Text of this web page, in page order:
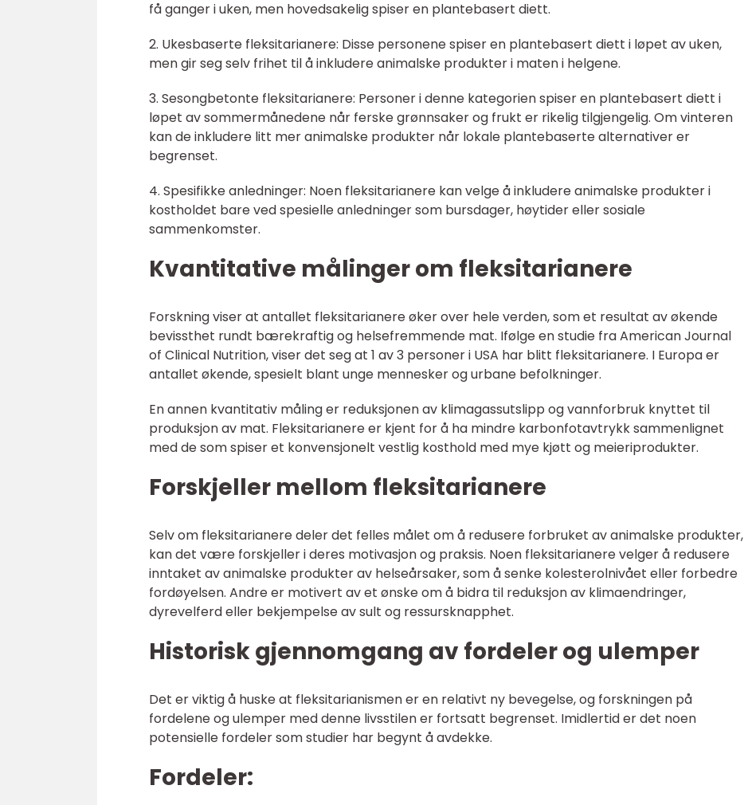
få ganger i uken, men hovedsakelig spiser en plantebasert diett.
2. Ukesbaserte fleksitarianere: Disse personene spiser en plantebasert diett i løpet av uken,
men gir seg selv frihet til å inkludere animalske produkter i maten i helgene.
3. Sesongbetonte fleksitarianere: Personer i denne kategorien spiser en plantebasert diett i
løpet av sommermånedene når ferske grønnsaker og frukt er rikelig tilgjengelig. Om vinteren
kan de inkludere litt mer animalske produkter når lokale plantebaserte alternativer er
begrenset.
4. Spesifikke anledninger: Noen fleksitarianere kan velge å inkludere animalske produkter i
kostholdet bare ved spesielle anledninger som bursdager, høytider eller sosiale
sammenkomster.
Kvantitative målinger om fleksitarianere
Forskning viser at antallet fleksitarianere øker over hele verden, som et resultat av økende
bevissthet rundt bærekraftig og helsefremmende mat. Ifølge en studie fra American Journal
of Clinical Nutrition, viser det seg at 1 av 3 personer i USA har blitt fleksitarianere. I Europa er
antallet økende, spesielt blant unge mennesker og urbane befolkninger.
En annen kvantitativ måling er reduksjonen av klimagassutslipp og vannforbruk knyttet til
produksjon av mat. Fleksitarianere er kjent for å ha mindre karbonfotavtrykk sammenlignet
med de som spiser et konvensjonelt vestlig kosthold med mye kjøtt og meieriprodukter.
Forskjeller mellom fleksitarianere
Selv om fleksitarianere deler det felles målet om å redusere forbruket av animalske produkter,
kan det være forskjeller i deres motivasjon og praksis. Noen fleksitarianere velger å redusere
inntaket av animalske produkter av helseårsaker, som å senke kolesterolnivået eller forbedre
fordøyelsen. Andre er motivert av et ønske om å bidra til reduksjon av klimaendringer,
dyrevelferd eller bekjempelse av sult og ressursknapphet.
Historisk gjennomgang av fordeler og ulemper
Det er viktig å huske at fleksitarianismen er en relativt ny bevegelse, og forskningen på
fordelene og ulemper med denne livsstilen er fortsatt begrenset. Imidlertid er det noen
potensielle fordeler som studier har begynt å avdekke.
Fordeler: